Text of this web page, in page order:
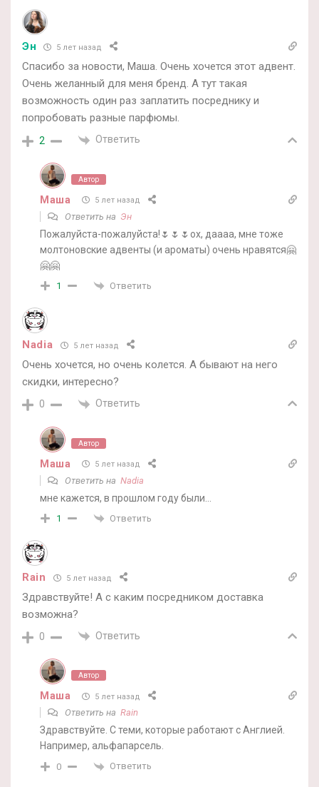
Эн 5 лет назад
Спасибо за новости, Маша. Очень хочется этот адвент.
Очень желанный для меня бренд. А тут такая
возможность один раз заплатить посреднику и
попробовать разные парфюмы.
2 Ответить
Автор
Маша 5 лет назад
Ответить на Эн
Пожалуйста-пожалуйста!🌷🌷🌷ох, даааа, мне тоже
молтоновские адвенты (и ароматы) очень нравятся🤗
🤗🤗
1 Ответить
Nadia 5 лет назад
Очень хочется, но очень колется. А бывают на него
скидки, интересно?
0 Ответить
Автор
Маша 5 лет назад
Ответить на Nadia
мне кажется, в прошлом году были…
1 Ответить
Rain 5 лет назад
Здравствуйте! А с каким посредником доставка
возможна?
0 Ответить
Автор
Маша 5 лет назад
Ответить на Rain
Здравствуйте. С теми, которые работают с Англией.
Например, альфапарсель.
0 Ответить